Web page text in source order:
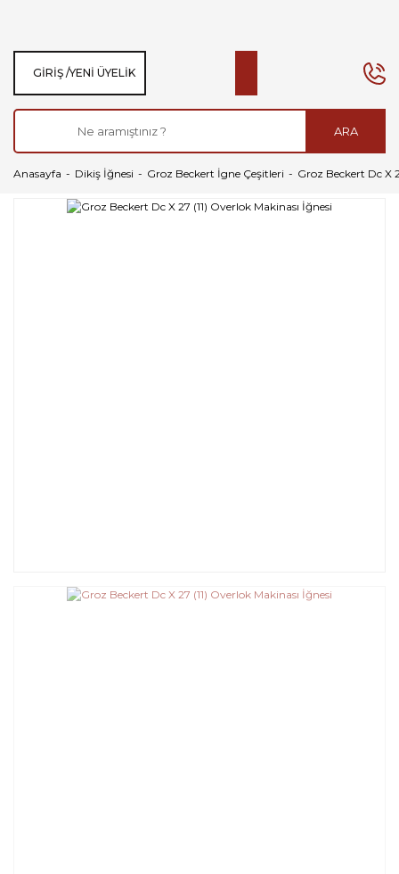
ARA
GIRIŞ /YENI ÜYELIK
Anasayfa Dikiş İğnesi Groz Beckert İgne Çeşitleri Groz Beckert Dc X